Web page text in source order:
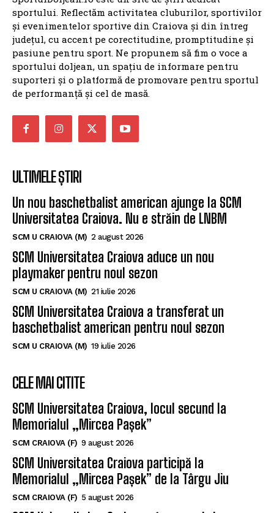
sportului. Reflectăm activitatea cluburilor, sportivilor
și evenimentelor sportive din Craiova și din întreg
județul, cu accent pe corectitudine, promptitudine și
pasiune pentru sport. Ne propunem să fim o voce a
sportului doljean, un spațiu de informare pentru
suporteri și o platformă de promovare pentru sportul
de performanță și cel de masă.
ULTIMELE ȘTIRI
Un nou baschetbalist american ajunge la SCM
Universitatea Craiova. Nu e străin de LNBM
SCM U CRAIOVA (M) 2 august 2026
SCM Universitatea Craiova aduce un nou
playmaker pentru noul sezon
SCM U CRAIOVA (M) 21 iulie 2026
SCM Universitatea Craiova a transferat un
baschetbalist american pentru noul sezon
SCM U CRAIOVA (M) 19 iulie 2026
CELE MAI CITITE
SCM Universitatea Craiova, locul secund la
Memorialul „Mircea Pașek”
SCM CRAIOVA (F) 9 august 2026
SCM Universitatea Craiova participă la
Memorialul „Mircea Pașek” de la Târgu Jiu
SCM CRAIOVA (F) 5 august 2026